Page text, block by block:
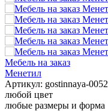
Мебель на заказ
Менетил
Артикул: gostinnaya-0052
любой цвет
любые размеры и форма